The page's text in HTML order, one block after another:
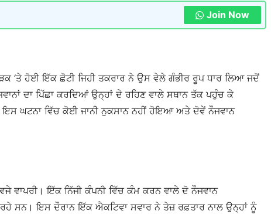
Join Now
‘ਤੇ ਹੋਈ ਇੱਕ ਛੋਟੀ ਜਿਹੀ ਤਕਰਾਰ ਨੇ ਉਸ ਵੇਲੇ ਗੰਭੀਰ ਰੂਪ ਧਾਰ ਲਿਆ ਜਦੋਂ
ਦਾ ਪਿੱਛਾ ਕਰਦਿਆਂ ਉਨ੍ਹਾਂ ਦੇ ਰਹਿਣ ਵਾਲੇ ਸਥਾਨ ਤੱਕ ਪਹੁੰਚ ਕੇ
ਇਸ ਘਟਨਾ ਵਿੱਚ ਕੋਈ ਜਾਨੀ ਨੁਕਸਾਨ ਨਹੀਂ ਹੋਇਆ ਅਤੇ ਦੋਵੇਂ ਨੌਜਵਾਨ
ਵਾਪਰੀ। ਇੱਕ ਨਿੱਜੀ ਕੰਪਨੀ ਵਿੱਚ ਕੰਮ ਕਰਨ ਵਾਲੇ ਦੋ ਨੌਜਵਾਨ
ਸਨ। ਇਸ ਦੌਰਾਨ ਇੱਕ ਐਕਟਿਵਾ ਸਵਾਰ ਨੇ ਤੇਜ਼ ਰਫ਼ਤਾਰ ਨਾਲ ਉਨ੍ਹਾਂ ਨੂੰ